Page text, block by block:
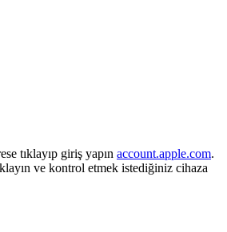
tıklayıp giriş yapın account.apple.com.
ve kontrol etmek istediğiniz cihaza